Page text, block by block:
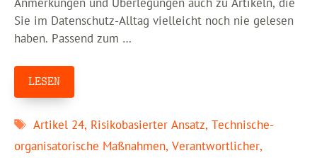
Anmerkungen und Überlegungen auch zu Artikeln, die
Sie im Datenschutz-Alltag vielleicht noch nie gelesen
haben. Passend zum …
LESEN
Schlagwörter
Artikel 24, Risikobasierter Ansatz,Technische-
organisatorische Maßnahmen, Verantwortlicher,